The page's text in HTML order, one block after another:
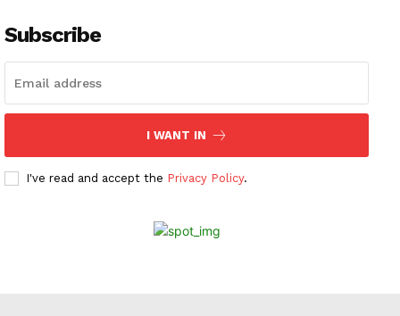
Subscribe
I WANT IN
I've read and accept the Privacy Policy.